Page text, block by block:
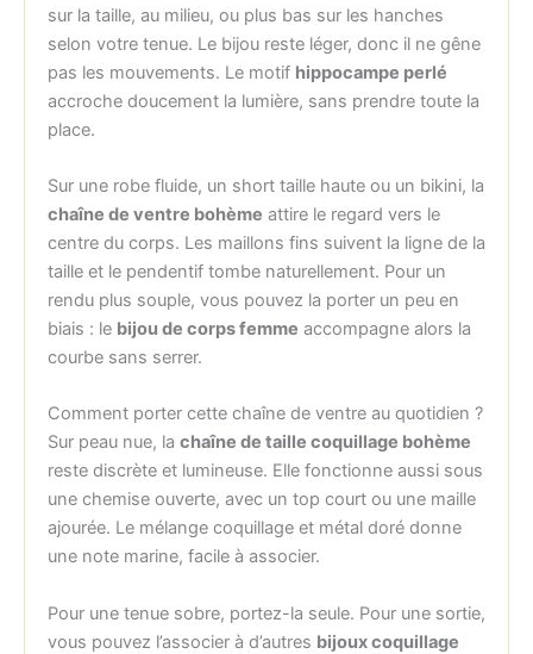
sur la taille, au milieu, ou plus bas sur les hanches
selon votre tenue. Le bijou reste léger, donc il ne gêne
pas les mouvements. Le motif hippocampe perlé
accroche doucement la lumière, sans prendre toute la
place.
Sur une robe fluide, un short taille haute ou un bikini, la
chaîne de ventre bohème attire le regard vers le
centre du corps. Les maillons fins suivent la ligne de la
taille et le pendentif tombe naturellement. Pour un
rendu plus souple, vous pouvez la porter un peu en
biais : le bijou de corps femme accompagne alors la
courbe sans serrer.
Comment porter cette chaîne de ventre au quotidien ?
Sur peau nue, la chaîne de taille coquillage bohème
reste discrète et lumineuse. Elle fonctionne aussi sous
une chemise ouverte, avec un top court ou une maille
ajourée. Le mélange coquillage et métal doré donne
une note marine, facile à associer.
Pour une tenue sobre, portez-la seule. Pour une sortie,
vous pouvez l’associer à d’autres bijoux coquillage